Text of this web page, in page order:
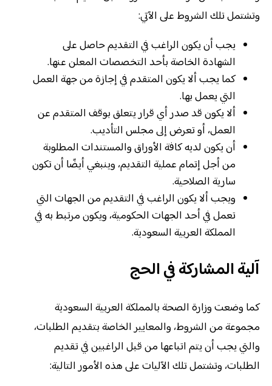
وتشتمل تلك الشروط على الآتي:
يجب أن يكون الراغب في التقديم حاصل على
الشهادة الخاصة بأحد التخصصات المعلن عنها.
كما يجب ألا يكون المتقدم في إجازة من جهة العمل
التي يعمل بها.
ألا يكون قد صدر أي قرار يتعلق بوقف المتقدم عن
العمل، أو تعرض إلى مجلس التأديب.
أن يكون لديه كافة الأوراق والمستندات المطلوبة
من أجل إتمام عملية التقديم، وينبغي أيضًا أن تكون
سارية الصلاحية.
ويجب ألا يكون الراغب في التقديم من الجهات التي
تعمل في أحد الجهات الحكومية، ويكون مرتبط به في
المملكة العربية السعودية.
آلية المشاركة في الحج
كما وضعت وزارة الصحة بالمملكة العربية السعودية
مجموعة من الشروط، والمعايير الخاصة بتقديم الطلبات،
والتي يجب أن يتم اتباعها من قبل الراغبين في تقديم
الطلبات، وتشتمل تلك الآليات على هذه الأمور التالية: